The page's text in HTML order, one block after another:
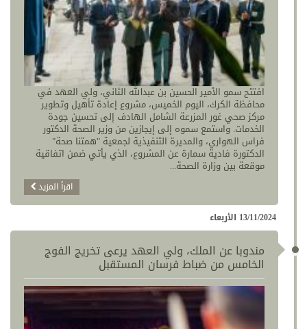
افتتح سمو الأمير الحسين بن عبدالله الثاني، ولي العهد في
محافظة الكرك، اليوم الخميس، مشروع إعادة تأهيل وتطوير
مركز صحي غور المزرعة الشامل الهادف إلى تحسين جودة
الخدمات. واستمع سموه إلى إيجازين من وزير الصحة الدكتور
فراس الهواري، والمديرة التنفيذية لجمعية "همتنا صحة"
الدكتورة فادية سمارة عن المشروع، الذي يأتي ضمن اتفاقية
موقعة بين وزارة الصحة...
اقرأ المزيد
13/11/2024 الأربعاء
مندوبا عن الملك، ولي العهد يرعى تخريج الفوج
الخامس من ضباط فرسان المستقبل